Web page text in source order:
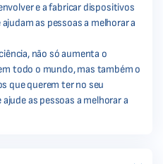
e a fabricar dispositivos
as pessoas a melhorar a
não só aumenta o
todo o mundo, mas também o
que querem ter no seu
as pessoas a melhorar a